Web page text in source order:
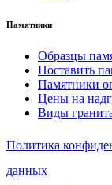
Памятники
Образцы
Поставить
Памятники
Цены на
Виды
Политика
данных